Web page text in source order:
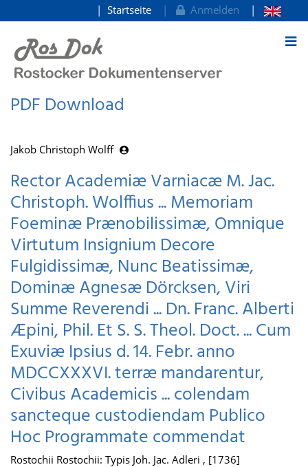
zum Inhalt
Startseite Anmelden
PDF Download
Jakob Christoph Wolff
Rector Academiæ Varniacæ M. Jac.
Christoph. Wolffius ... Memoriam
Foeminæ Prænobilissimæ, Omnique
Virtutum Insignium Decore
Fulgidissimæ, Nunc Beatissimæ,
Dominæ Agnesæ Dörcksen, Viri
Summe Reverendi ... Dn. Franc. Alberti
Æpini, Phil. Et S. S. Theol. Doct. ... Cum
Exuviæ Ipsius d. 14. Febr. anno
MDCCXXXVI. terræ mandarentur,
Civibus Academicis ... colendam
sancteque custodiendam Publico
Hoc Programmate commendat
Rostochii Rostochii: Typis Joh. Jac. Adleri , [1736]